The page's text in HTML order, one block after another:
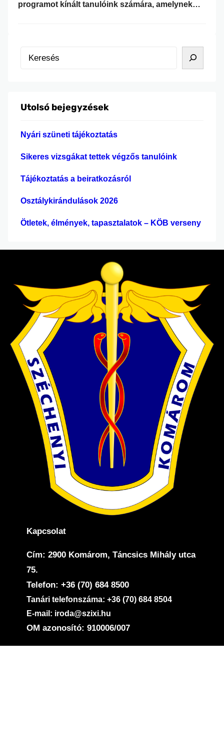
programot kínált tanulóink számára, amelynek
különböző szakmai területek működését, és
tájékozódjanak a továbbtanulási lehetőségekről.
bemutatói segítették őket abban, hogy
tervezésekor. A…
s
Utolsó bejegyzések
Nyári szüneti tájékoztatás
Sikeres vizsgákat tettek végzős tanulóink
Tájékoztatás a beiratkozásról
Osztálykirándulások 2026
Ötletek, élmények, tapasztalatok – KÖB verseny
Kapcsolat
Cím: 2900 Komárom, Táncsics Mihály utca
75.
Telefon: +36 (70) 684 8500
Tanári telefonszáma: +36 (70) 684 8504
E-mail: iroda@szixi.hu
OM azonosító: 910006/007